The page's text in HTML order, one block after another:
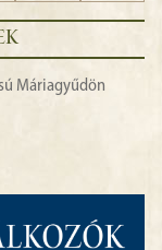
Máriagyűdön